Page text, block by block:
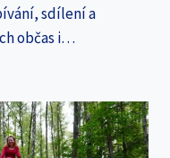
sdílení a
občas i…